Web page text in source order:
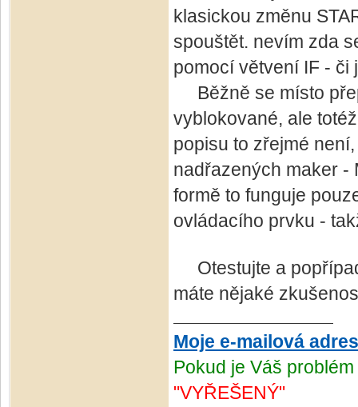
klasickou změnu
spouštět. nevím zda
pomocí větvení IF - či
Běžně se místo
vyblokované, ale
popisu to zřejmé
nadřazených maker -
formě to funguje
ovládacího prvku -
Otestujte a
máte nějaké
Moje e-mailová
Pokud je Váš
"VYŘEŠENÝ"